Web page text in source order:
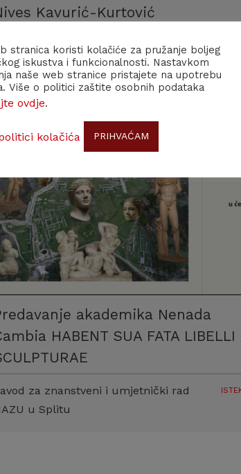
Kavurić-Kurtović
za znanstveni i umjetnički rad
u Splitu
akademika Nenada
HABENT SUA FATA
za znanstveni i umjetnički rad
u Splitu
stranica koristi kolačiće za pružanje boljeg
iskustva i funkcionalnosti. Nastavkom
naše web stranice pristajete na upotrebu
Više o politici zaštite osobnih podataka
ovdje.
kolačića PRIHVAĆAM